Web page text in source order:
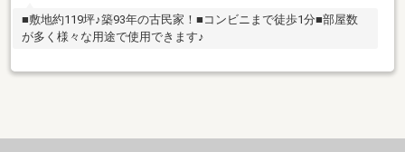
■敷地約119坪♪築93年の古民家！■コンビニまで徒歩1分■部屋数
が多く様々な用途で使用できます♪